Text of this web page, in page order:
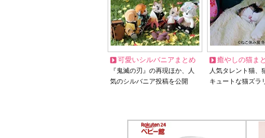
可愛いシルバニアまとめ
『鬼滅の刃』の再現ほか、人
気のシルバニア投稿を公開
癒やしの猫ま
人気タレント猫
キュートな猫ズラ